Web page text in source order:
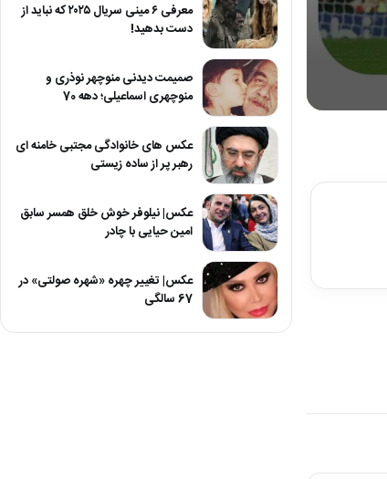
معرفی ۶ مینی سریال ۲۰۲۵ که نباید از
دست بدهید!
صمیمت دیدنی منوچهر نوذری و
منوچهری اسماعیلی؛ دهه 70
عکس های خانوادگی مجتبی خامنه ای
رهبر پر از ساده زیستی
عکس| نیلوفر خوش خلق همسر سابق
امین حیایی با چادر
عکس| تغییر چهره «شهره صولتی» در
67 سالگی